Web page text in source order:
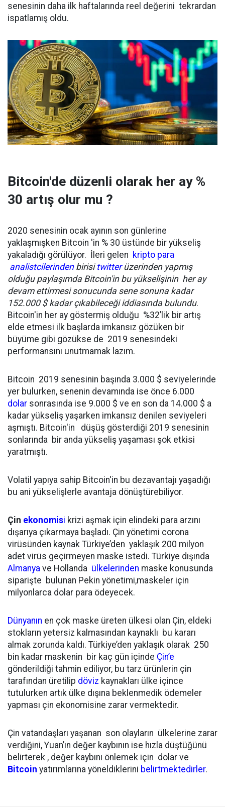
senesinin daha ilk haftalarında reel değerini tekrardan
ispatlamış oldu.
Bitcoin'de düzenli olarak her ay %
30 artış olur mu ?
2020 senesinin ocak ayının son günlerine
yaklaşmışken Bitcoin 'in % 30 üstünde bir yükseliş
yakaladığı görülüyor. İleri gelen kripto para
analistcilerindenbirisi twitterüzerinden yapmış
olduğu paylaşımda Bitcoin'in bu yükselişinin her ay
devam ettirmesi sonucunda sene sonuna kadar
152.000 $ kadar çıkabileceği iddiasında bulundu.
Bitcoin'in her ay göstermiş olduğu %32’lik bir artış
elde etmesi ilk başlarda imkansız gözüken bir
büyüme gibi gözükse de 2019 senesindeki
performansını unutmamak lazım.
Bitcoin 2019 senesinin başında 3.000 $ seviyelerinde
yer bulurken, senenin devamında ise önce 6.000
dolar sonrasında ise 9.000 $ ve en son da 14.000 $ a
kadar yükseliş yaşarken imkansız denilen seviyeleri
aşmıştı. Bitcoin'in düşüş gösterdiği 2019 senesinin
sonlarında bir anda yükseliş yaşaması şok etkisi
yaratmıştı.
Volatil yapıya sahip Bitcoin'in bu dezavantajı yaşadığı
bu ani yükselişlerle avantaja dönüştürebiliyor.
Çin ekonomisi krizi aşmak için elindeki para arzını
dışarıya çıkarmaya başladı. Çin yönetimi corona
virüsünden kaynak Türkiye’den yaklaşık 200 milyon
adet virüs geçirmeyen maske istedi. Türkiye dışında
Almanya ve Hollanda ülkelerinden maske konusunda
siparişte bulunan Pekin yönetimi,maskeler için
milyonlarca dolar para ödeyecek.
Dünyanın en çok maske üreten ülkesi olan Çin, eldeki
stokların yetersiz kalmasından kaynaklı bu kararı
almak zorunda kaldı. Türkiye’den yaklaşık olarak 250
bin kadar maskenin bir kaç gün içinde Çin’e
gönderildiği tahmin ediliyor, bu tarz ürünlerin çin
tarafından üretilip döviz kaynakları ülke içince
tutulurken artık ülke dışına beklenmedik ödemeler
yapması çin ekonomisine zarar vermektedir.
Çin vatandaşları yaşanan son olayların ülkelerine zarar
verdiğini, Yuan’ın değer kaybının ise hızla düştüğünü
belirterek , değer kaybını önlemek için dolar ve
Bitcoin yatırımlarına yöneldiklerini belirtmektedirler.